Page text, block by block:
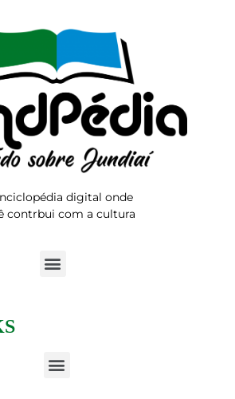
digital onde
contrbui com a cultura